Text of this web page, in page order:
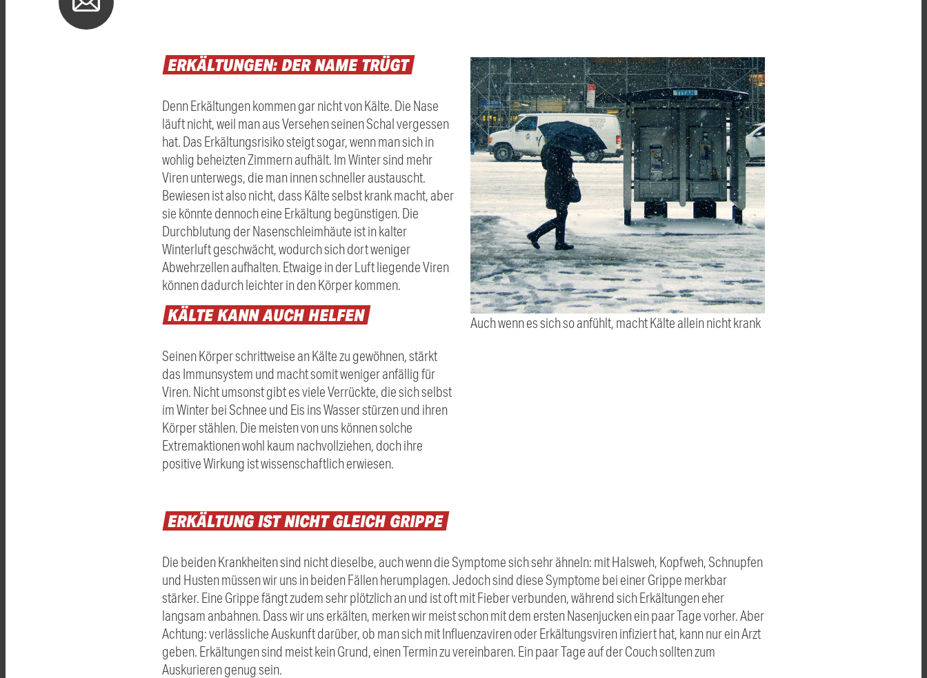
ERKÄLTUNGEN:DERNAMETRÜGT
Denn Erkältungen kommen gar nicht von Kälte. Die Nase
läuft nicht, weil man aus Versehen seinen Schal vergessen
hat. Das Erkältungsrisiko steigt sogar, wenn man sich in
wohlig beheizten Zimmern aufhält. Im Winter sind mehr
Viren unterwegs, die man innen schneller austauscht.
Bewiesen ist also nicht, dass Kälte selbst krank macht, aber
sie könnte dennoch eine Erkältung begünstigen. Die
Durchblutung der Nasenschleimhäute ist in kalter
Winterluft geschwächt, wodurch sich dort weniger
Abwehrzellen aufhalten. Etwaige in der Luft liegende Viren
können dadurch leichter in den Körper kommen.
KÄLTEKANNAUCHHELFEN
Seinen Körper schrittweise an Kälte zu gewöhnen, stärkt
das Immunsystem und macht somit weniger anfällig für
Viren. Nicht umsonst gibt es viele Verrückte, die sich selbst
im Winter bei Schnee und Eis ins Wasser stürzen und ihren
Körper stählen. Die meisten von uns können solche
Extremaktionen wohl kaum nachvollziehen, doch ihre
positive Wirkung ist wissenschaftlich erwiesen.
Auch wenn es sich so anfühlt, macht Kälte allein nicht krank
ERKÄLTUNGISTNICHTGLEICH GRIPPE
Die beiden Krankheiten sind nicht dieselbe, auch wenn die Symptome sich sehr ähneln: mit Halsweh, Kopfweh, Schnupfen
und Husten müssen wir uns in beiden Fällen herumplagen. Jedoch sind diese Symptome bei einer Grippe merkbar
stärker. Eine Grippe fängt zudem sehr plötzlich an und ist oft mit Fieber verbunden, während sich Erkältungen eher
langsam anbahnen. Dass wir uns erkälten, merken wir meist schon mit dem ersten Nasenjucken ein paar Tage vorher. Aber
Achtung: verlässliche Auskunft darüber, ob man sich mit Influenzaviren oder Erkältungsviren infiziert hat, kann nur ein Arzt
geben. Erkältungen sind meist kein Grund, einen Termin zu vereinbaren. Ein paar Tage auf der Couch sollten zum
Auskurieren genug sein.